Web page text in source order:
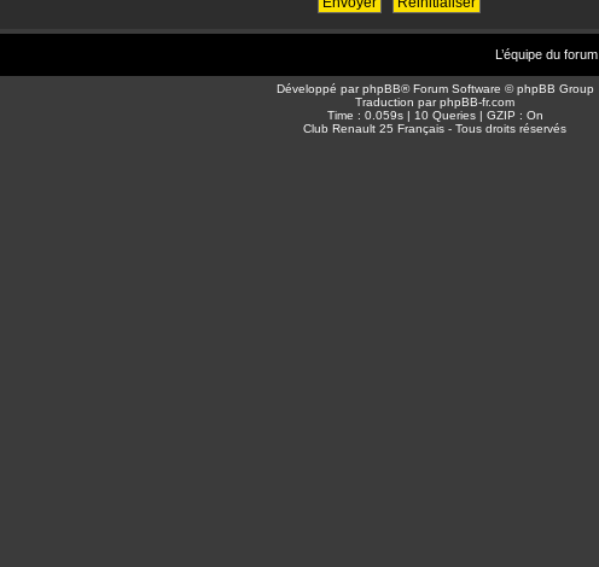
L’équipe du forum
Développé parphpBB® Forum Software © phpBB Group
Traduction parphpBB-fr.com
Time : 0.059s | 10 Queries | GZIP : On
Club Renault 25 Français - Tous droits réservés